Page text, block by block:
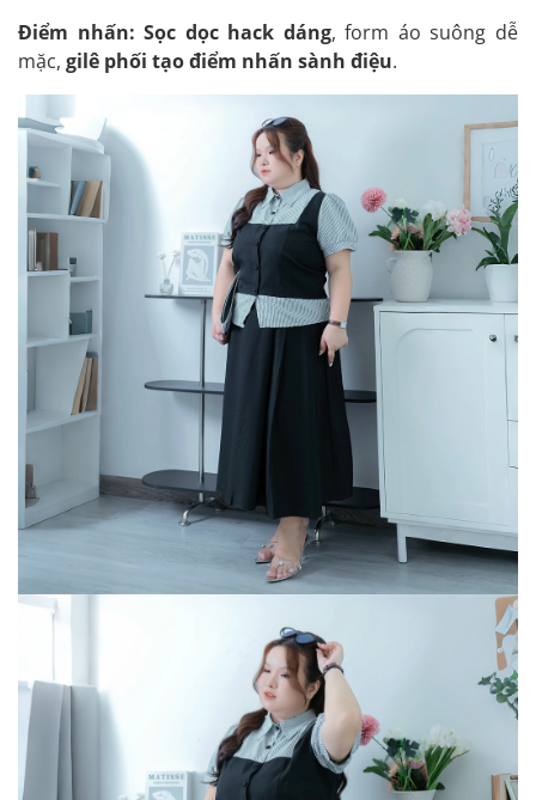
Điểm nhấn: Sọc dọc hack dáng, form áo suông dễ
mặc, gilê phối tạo điểm nhấn sành điệu.